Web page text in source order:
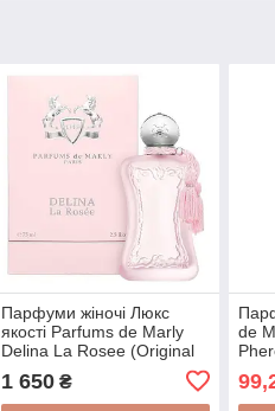
Парфуми жіночі Люкс
якості Parfums de Marly
Delina La Rosee (Original
1 650₴
de